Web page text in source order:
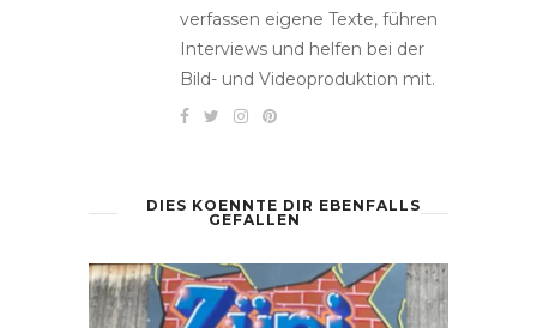
verfassen eigene Texte, führen
Interviews und helfen bei der
Bild- und Videoproduktion mit.
DIES KOENNTE DIR EBENFALLS
GEFALLEN